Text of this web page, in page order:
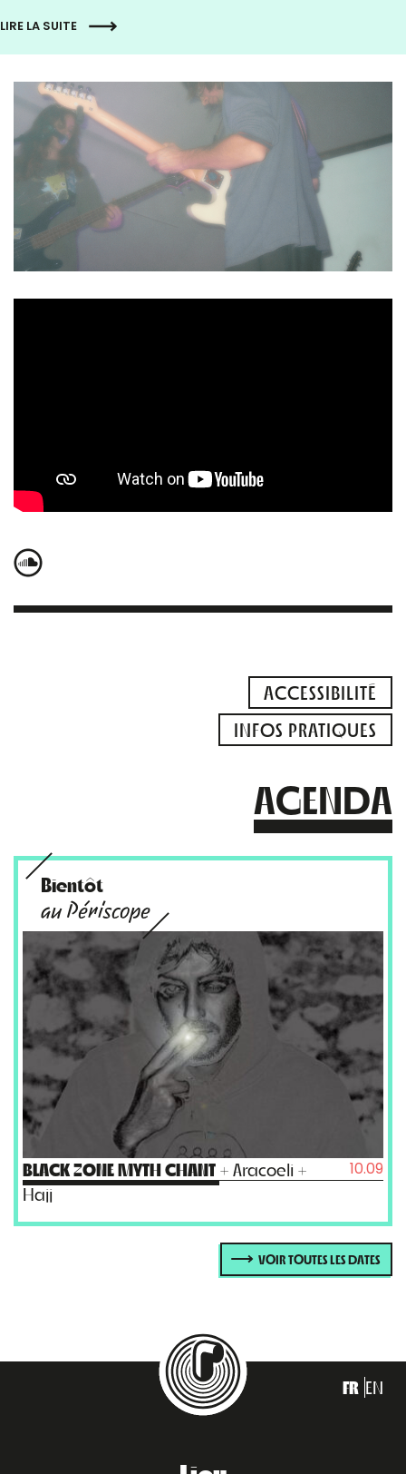
LIRE LA SUITE
ACCESSIBILITÉ
INFOS PRATIQUES
AGENDA
Bientôt
au Périscope
BLACK ZONE MYTH CHANT + Aracoeli +
Hajj
10.09
VOIR TOUTES LES DATES
FR EN